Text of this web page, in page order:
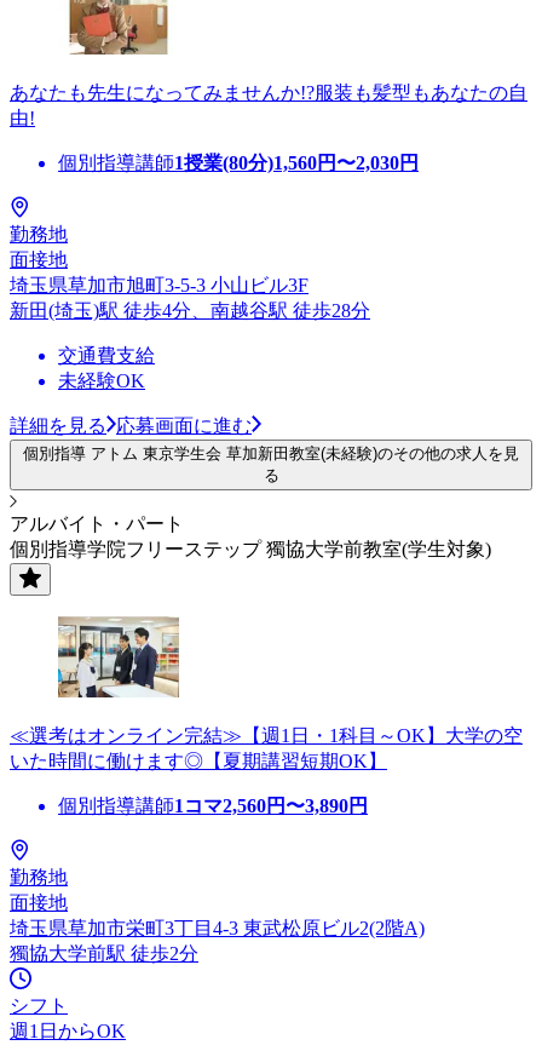
あなたも先生になってみませんか!?服装も髪型もあなたの自
由!
個別指導講師1授業(80分)1,560円〜2,030円
勤務地
面接地
埼玉県草加市旭町3-5-3 小山ビル3F
新田(埼玉)駅 徒歩4分、南越谷駅 徒歩28分
交通費支給
未経験OK
詳細を見る 応募画面に進む
個別指導 アトム 東京学生会 草加新田教室(未経験)のその他の求人を見
る
アルバイト・パート
個別指導学院フリーステップ 獨協大学前教室(学生対象)
≪選考はオンライン完結≫【週1日・1科目～OK】大学の空
いた時間に働けます◎【夏期講習短期OK】
個別指導講師1コマ2,560円〜3,890円
勤務地
面接地
埼玉県草加市栄町3丁目4-3 東武松原ビル2(2階A)
獨協大学前駅 徒歩2分
シフト
週1日からOK